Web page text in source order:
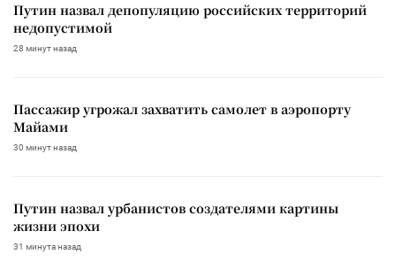
Путин назвал депопуляцию российских территорий
недопустимой
28 минут назад
Пассажир угрожал захватить самолет в аэропорту
Майами
30 минут назад
Путин назвал урбанистов создателями картины
жизни эпохи
31 минута назад